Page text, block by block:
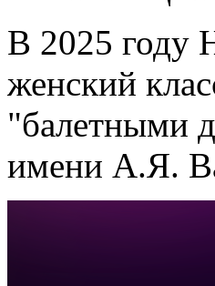
В 2025 году
женский
"балетными
имени А.Я.